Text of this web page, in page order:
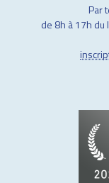
Par
de 8h à 17h du